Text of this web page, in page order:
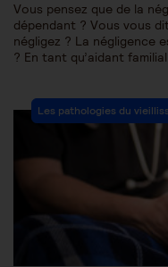
Vous pensez que de la
dépendant ? Vous vous
négligez ? La négligence
? En tant qu’aidant
Post
Category:
Les pathologies du